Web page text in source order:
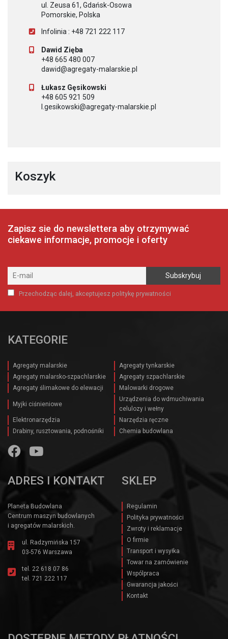
ul. Zeusa 61, Gdańsk-Osowa
Pomorskie, Polska
Infolinia : +48 721 222 117
Dawid Zięba
+48 665 480 007
dawid@agregaty-malarskie.pl
Łukasz Gęsikowski
+48 605 921 509
l.gesikowski@agregaty-malarskie.pl
Koszyk
Zapisz sie do newslettera aby otrzymywać
ciekawe informacje, promocje i oferty
Przechodząc dalej, akceptujesz politykę prywatności
KATEGORIE
Agregaty malarskie
Agregaty tynkarskie
Agregaty malarsko-szpachlarskie
Agregaty szpachlarskie
Agregaty ślimakowe do elewacji
Malowarki drogowe
Myjki ciśnieniowe
Urządzenia do wdmuchiwania
celulozy i wełny
Elektronarzędzia
Narzędzia ręczne
Drabiny, rusztowania, podnośniki
Chemia budowlana
ADRES I KONTAKT
Planeta Budowlana
Centrum maszyn budowlanych
i agregatów malarskich.
ul. Radzymińska 157
03-576 Warszawa
tel. 22 618 07 86
tel. 721 222 117
SKLEP
Regulamin
Polityka prywatności
Zwroty i reklamacje
O firmie
Transport i wysyłka
Towar na zamówienie
Wspólpraca
Gwarancja jakości
Kontakt